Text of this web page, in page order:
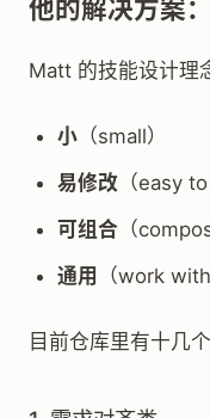
他的解决方案
Matt 的技能设计理
小 （small）
易修改 （easy
可组合 （
通用
（work
目前仓库里有十几